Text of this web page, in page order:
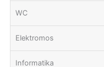
WC
Elektromos
Informatika